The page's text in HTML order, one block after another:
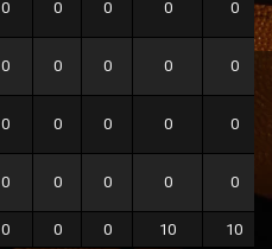
0 0 0 0 0
0 0 0 0 0
0 0 0 0 0
0 0 0 0 0
0 0 0 10 10